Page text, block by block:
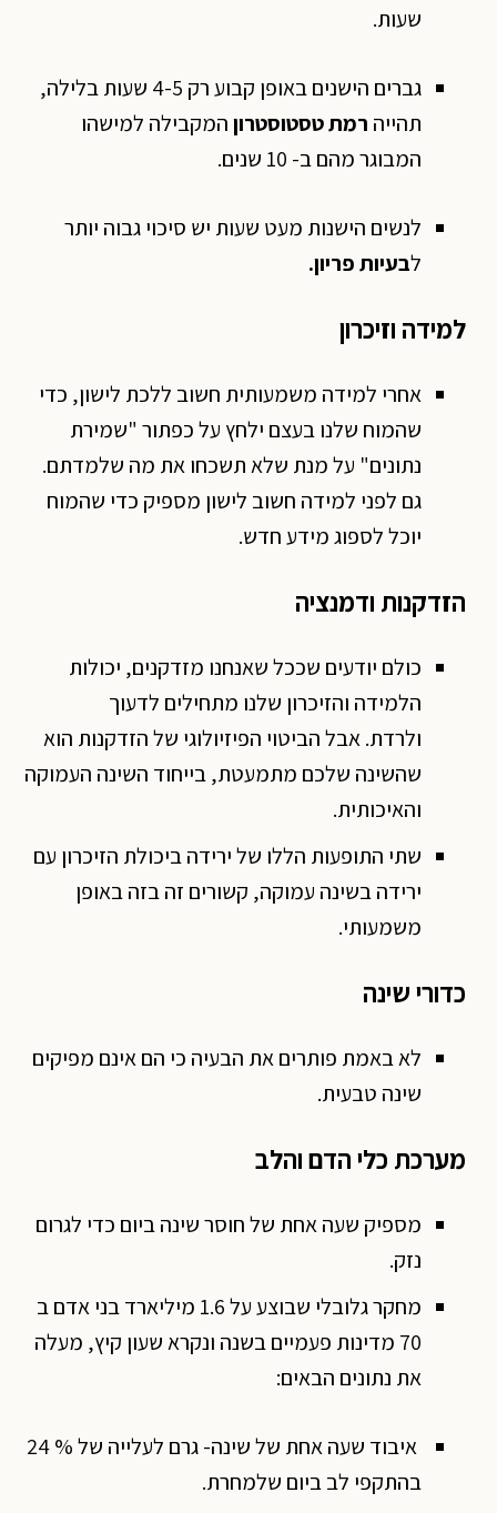
שעות.
גברים הישנים באופן קבוע רק 4-5 שעות בלילה,
תהייה רמת טסטוסטרוןהמקבילה למישהו
המבוגר מהם ב- 10 שנים.
לנשים הישנות מעט שעות יש סיכוי גבוה יותר
לבעיות פריון.
למידה וזיכרון
אחרי למידה משמעותית חשוב ללכת לישון, כדי
שהמוח שלנו בעצם ילחץ על כפתור "שמירת
נתונים" על מנת שלא תשכחו את מה שלמדתם.
גם לפני למידה חשוב לישון מספיק כדי שהמוח
יוכל לספוג מידע חדש.
הזדקנות ודמנציה
כולם יודעים שככל שאנחנו מזדקנים, יכולות
הלמידה והזיכרון שלנו מתחילים לדעוך
ולרדת. אבל הביטוי הפיזיולוגי של הזדקנות הוא
שהשינה שלכם מתמעטת, בייחוד השינה העמוקה
והאיכותית.
שתי התופעות הללו של ירידה ביכולת הזיכרון עם
ירידה בשינה עמוקה, קשורים זה בזה באופן
משמעותי.
כדורי שינה
לא באמת פותרים את הבעיה כי הם אינם מפיקים
שינה טבעית.
מערכת כלי הדם והלב
מספיק שעה אחת של חוסר שינה ביום כדי לגרום
נזק.
מחקר גלובלי שבוצע על 1.6 מיליארד בני אדם ב
70 מדינות פעמיים בשנה ונקרא שעון קיץ, מעלה
את נתונים הבאים:
איבוד שעה אחת של שינה- גרם לעלייה של % 24
בהתקפי לב ביום שלמחרת.